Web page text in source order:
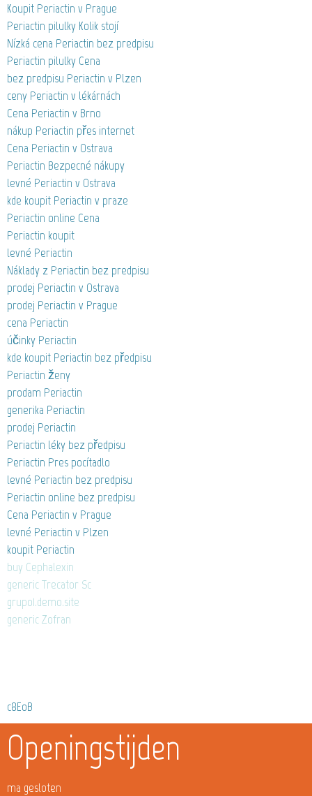
Koupit Periactin v Prague
Periactin pilulky Kolik stojí
Nízká cena Periactin bez predpisu
Periactin pilulky Cena
bez predpisu Periactin v Plzen
ceny Periactin v lékárnách
Cena Periactin v Brno
nákup Periactin přes internet
Cena Periactin v Ostrava
Periactin Bezpecné nákupy
levné Periactin v Ostrava
kde koupit Periactin v praze
Periactin online Cena
Periactin koupit
levné Periactin
Náklady z Periactin bez predpisu
prodej Periactin v Ostrava
prodej Periactin v Prague
cena Periactin
účinky Periactin
kde koupit Periactin bez předpisu
Periactin ženy
prodam Periactin
generika Periactin
prodej Periactin
Periactin léky bez předpisu
Periactin Pres pocítadlo
levné Periactin bez predpisu
Periactin online bez predpisu
Cena Periactin v Prague
levné Periactin v Plzen
koupit Periactin
buy Cephalexin
generic Trecator Sc
grupo1.demo.site
generic Zofran
c8EoB
Openingstijden
ma gesloten